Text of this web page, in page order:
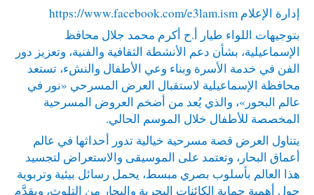
إدارة الإعلامhttps://www.facebook.com/e3lam.ism
بتوجيهات اللواء طيار أ.ح أكرم محمد جلال محافظ
الإسماعيلية، بشأن دعم الأنشطة الثقافية والفنية، وتعزيز دور
الفن في خدمة الأسرة وبناء وعي الأطفال والنشء، تستعد
محافظة الإسماعيلية لاستقبال العرض المسرحي «نور في
عالم البحور»، والذي يُعد من أضخم العروض المسرحية
المخصصة للأطفال خلال الموسم الحالي.
يتناول العرض قصة مسرحية خيالية تدور أحداثها في عالم
أعماق البحار، وتعتمد على الموسيقى والاستعراض لتجسيد
هذا العالم بأسلوب بصري مبسط، يحمل رسائل بيئية وتربوية
حول أهمية حماية الكائنات البحرية والبحار من التلوث، ويقدَّم